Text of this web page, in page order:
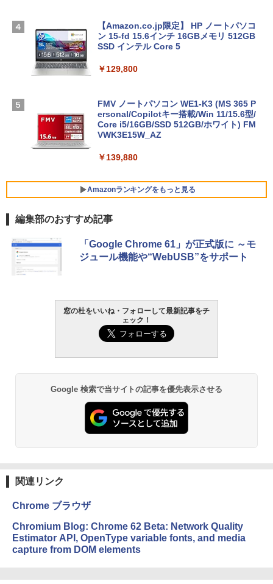
【Amazon.co.jp限定】 HP ノートパソコ
ン 15-fd 15.6インチ 16GBメモリ 512GB
SSD インテル Core 5
￥129,800
FMV ノートパソコン WE1-K3 (MS 365 P
ersonal/Copilotキー搭載/Win 11/15.6型/
Core i5/16GB/SSD 512GB/ホワイト) FM
VWK3E15W_AZ
￥139,880
Amazonランキングをもっと見る
Robloxギフトカード - 800 Robux 【限
定バーチャルアイテムを含む】 【オンラ
インゲームコード】 ロブロックス | オン
Robloxギフトカード - 1000 Robux 【限
定バーチャルアイテムを含む】 【オンラ
ラインコード版
Microsoft Office Home & Business 202
4(最新 永続版)|オンラインコード版|Wind
ows11、10/mac対応|PC2台
ラインコード版
￥3,200
生成AIパスポート公式テキスト 第４版
￥1,766
AIイラスト表現辞典: 思い通りの絵を引き
出す プロンプトの言葉 AI画像生成シリー
ズ (はぴーイラストLabo)
￥480
ClaudeCode いちばんやさしい 教科書:
非エンジニア 初心者 素人 でも安心 使い
方 マニュアル AI副業にもコンテンツ作成
にもKindle出版にも！ 非エンジニアのた
めのAIコーディング入門シリーズ
￥1,292
Amazon Kindle Paperwhite (16GB) 7イ
ンチディスプレイ、色調調節ライト、12
週間持続バッテリー、広告なし、ブラッ
Amazon Kindle - 目に優しい、かさばら
ない、大きな画面で読みやすい、6週間持
書籍リーダー、ブラック、16GB、広告な
￥16,980
Kindle Paperwhite シグニチャーエディ
ション (32GB) 7インチディスプレイ、明
るさ自動調整、色調調節ライト、12週間
Amazon Kindle Colorsoft | 16GBストレ
ージ、防水、7インチカラーディスプレ
イ、色調調節ライト、最大8週間持続バッ
編集部のおすすめ記事
「Google Chrome 61」が正式版に ～モ
ジュール機能や“WebUSB”をサポート
窓の杜をいいね・フォローして最新記事をチ
ェック！
Google 検索で当サイトの記事を優先表示させる
関連リンク
Chrome ブラウザ
Chromium Blog: Chrome 62 Beta: Network Quality
Estimator API, OpenType variable fonts, and media
capture from DOM elements